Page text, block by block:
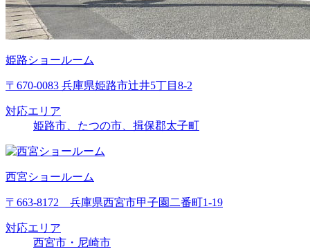
姫路ショールーム
〒670-0083 兵庫県姫路市辻井5丁目8-2
対応エリア
姫路市、たつの市、揖保郡太子町
西宮ショールーム
〒663-8172 兵庫県西宮市甲子園二番町1-19
対応エリア
西宮市・尼崎市